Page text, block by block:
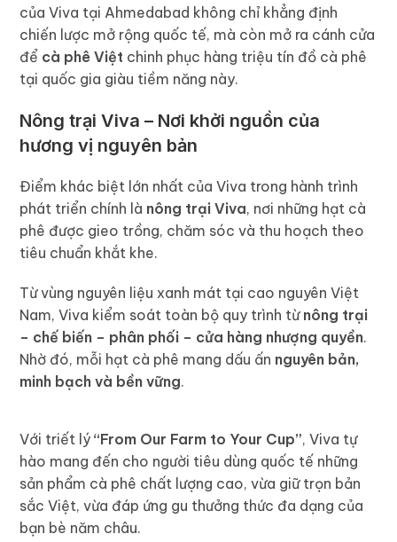
của Viva tại Ahmedabad không chỉ khẳng định
chiến lược mở rộng quốc tế, mà còn mở ra cánh cửa
để cà phê Việt chinh phục hàng triệu tín đồ cà phê
tại quốc gia giàu tiềm năng này.
Nông trại Viva – Nơi khởi nguồn của
hương vị nguyên bản
Điểm khác biệt lớn nhất của Viva trong hành trình
phát triển chính là nông trại Viva, nơi những hạt cà
phê được gieo trồng, chăm sóc và thu hoạch theo
tiêu chuẩn khắt khe.
Từ vùng nguyên liệu xanh mát tại cao nguyên Việt
Nam, Viva kiểm soát toàn bộ quy trình từ nông trại
– chế biến – phân phối – cửa hàng nhượng quyền.
Nhờ đó, mỗi hạt cà phê mang dấu ấn nguyên bản,
minh bạch và bền vững.
Với triết lý“From Our Farm to Your Cup”, Viva tự
hào mang đến cho người tiêu dùng quốc tế những
sản phẩm cà phê chất lượng cao, vừa giữ trọn bản
sắc Việt, vừa đáp ứng gu thưởng thức đa dạng của
bạn bè năm châu.